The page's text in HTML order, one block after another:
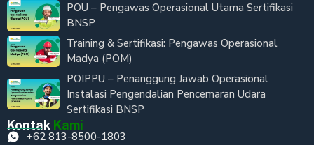
POU – Pengawas Operasional Utama Sertifikasi
BNSP
Training & Sertifikasi: Pengawas Operasional
Madya (POM)
POIPPU – Penanggung Jawab Operasional
Instalasi Pengendalian Pencemaran Udara
Sertifikasi BNSP
Kontak Kami
+62 813-8500-1803